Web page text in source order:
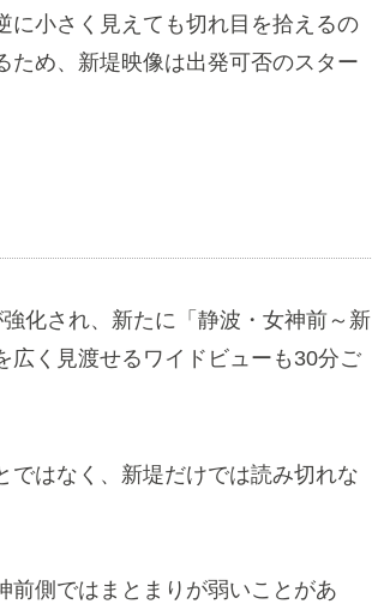
に小さく見えても切れ目を拾えるの
ため、新堤映像は出発可否のスター
化され、新たに「静波・女神前～新
広く見渡せるワイドビューも30分ご
ではなく、新堤だけでは読み切れな
前側ではまとまりが弱いことがあ